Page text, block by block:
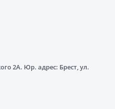
2А. Юр. адрес: Брест, ул.